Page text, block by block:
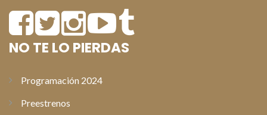
NO TE LO PIERDAS
Programación 2024
Preestrenos